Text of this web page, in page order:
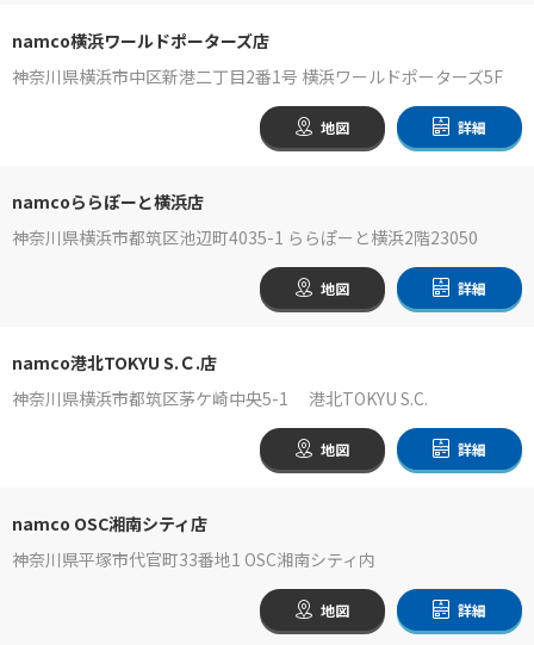
namco横浜ワールドポーターズ店
神奈川県横浜市中区新港二丁目2番1号 横浜ワールドポーターズ5F
地図 詳細
namcoららぽーと横浜店
神奈川県横浜市都筑区池辺町4035-1 ららぽーと横浜2階23050
地図 詳細
namco港北TOKYU S.Ｃ.店
神奈川県横浜市都筑区茅ケ崎中央5-1 港北TOKYU S.C.
地図 詳細
namco OSC湘南シティ店
神奈川県平塚市代官町33番地1 OSC湘南シティ内
地図 詳細